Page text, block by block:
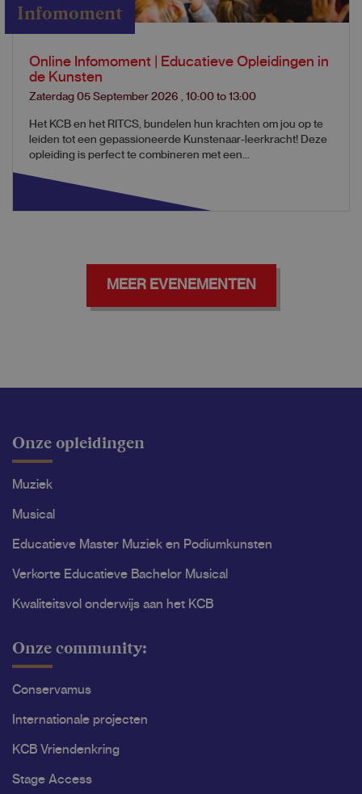
Infomoment
Online Infomoment | Educatieve Opleidingen in
de Kunsten
Zaterdag 05 September 2026 , 10:00 to 13:00
Het KCB en het RITCS, bundelen hun krachten om jou op te
leiden tot een gepassioneerde Kunstenaar-leerkracht! Deze
opleiding is perfect te combineren met een...
MEER EVENEMENTEN
Onze opleidingen
Muziek
Musical
Educatieve Master Muziek en Podiumkunsten
Verkorte Educatieve Bachelor Musical
Kwaliteitsvol onderwijs aan het KCB
Onze community:
Conservamus
Internationale projecten
KCB Vriendenkring
Stage Access